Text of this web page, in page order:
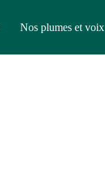
Nos plumes et voix